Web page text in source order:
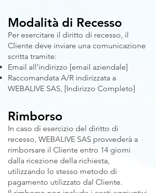
Modalità di Recesso
Per esercitare il diritto di recesso, il
Cliente deve inviare una comunicazione
scritta tramite:
Email all'indirizzo [email aziendale]
Raccomandata A/R indirizzata a
WEBALIVE SAS, [Indirizzo Completo]
Rimborso
In caso di esercizio del diritto di
recesso, WEBALIVE SAS provvederà a
rimborsare il Cliente entro 14 giorni
dalla ricezione della richiesta,
utilizzando lo stesso metodo di
pagamento utilizzato dal Cliente.